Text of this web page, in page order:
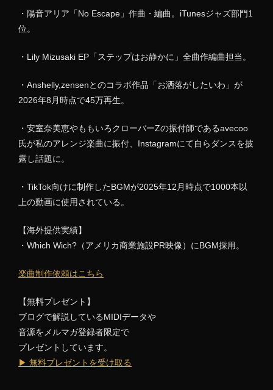
・陽音アリア「No Escape」作曲・編曲。iTunesジャズ部門1
位。
・Lily Mizusaki EP「ステップはお静かに」全曲作編曲担当。
・Anshelly,zensenとのコラボ作品「お洒落がしたいわ」が
2026年8月時点で45万再生。
・安室奈美恵やももいろクローバーZの振付師であるavecoo
氏が私のアレンジ楽曲に振付、Instagramにて自らダンスを披
露し話題に。
・TikTok向けに制作したBGMが2025年12月時点で1000本以
上の動画に使用されている。
【海外提供実績】
・Which Wich?（アメリカ商業施設PR映像）にBGM採用。
楽曲制作依頼はこちら
【無料プレゼント】
ブログで解説しているMIDIデータや
音源をメルマガ登録者限定で
プレゼントしています。
▶ 無料プレゼントを受け取る